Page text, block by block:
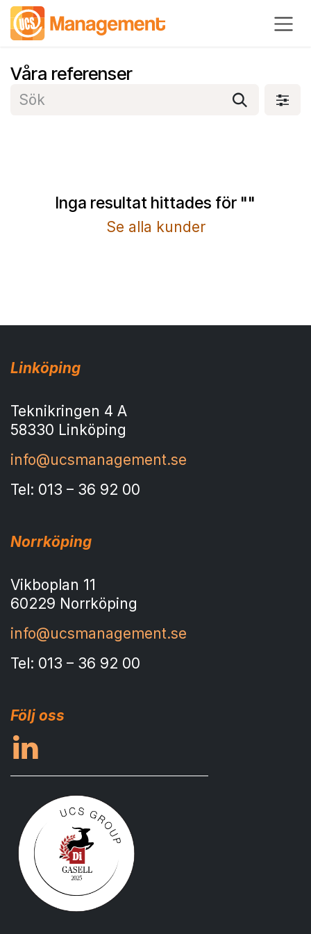
Hoppa till innehåll
Våra referenser
Inga resultat hittades för ""
Se alla kunder
Linköping
Teknikringen 4 A
58330 Linköping
info@ucsmanagement.se
Tel: 013 – 36 92 00
Norrköping
Vikboplan 11
60229 Norrköping
info@ucsmanagement.se
Tel: 013 – 36 92 00
Följ oss